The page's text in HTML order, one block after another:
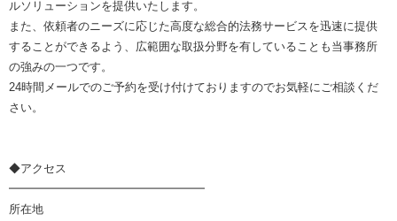
ルソリューションを提供いたします。
また、依頼者のニーズに応じた高度な総合的法務サービスを迅速に提供
することができるよう、広範囲な取扱分野を有していることも当事務所
の強みの一つです。
24時間メールでのご予約を受け付けておりますのでお気軽にご相談くだ
さい。
◆アクセス
━━━━━━━━━━━━━━━━━
所在地